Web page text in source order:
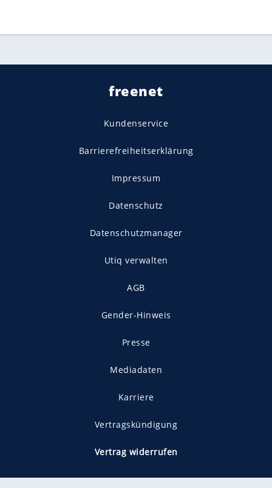
freenet
Kundenservice
Barrierefreiheitserklärung
Impressum
Datenschutz
Datenschutzmanager
Utiq verwalten
AGB
Gender-Hinweis
Presse
Mediadaten
Karriere
Vertragskündigung
Vertrag widerrufen